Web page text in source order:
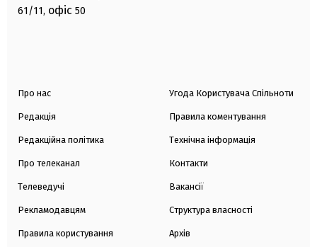
61/11, офіс 50
Про нас
Редакція
Редакційна політика
Про телеканал
Телеведучі
Рекламодавцям
Правила користування
Угода Користувача Спільноти
Правила коментування
Технічна інформація
Контакти
Вакансії
Структура власності
Архів